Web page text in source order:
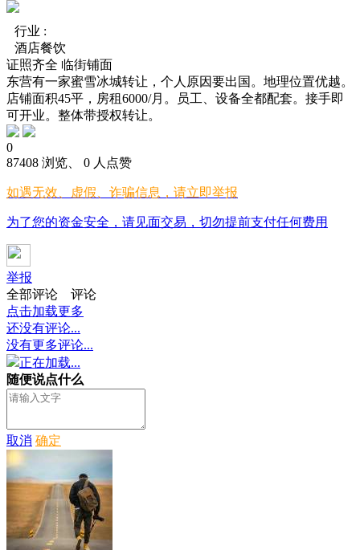
行业 :
酒店餐饮
证照齐全 临街铺面
东营有一家蜜雪冰城转让，个人原因要出国。地理位置优越。
店铺面积45平，房租6000/月。员工、设备全都配套。接手即
可开业。整体带授权转让。
0
87408 浏览、 0 人点赞
如遇无效、虚假、诈骗信息，请立即举报
为了您的资金安全，请见面交易，切勿提前支付任何费用
举报
全部评论
评论
点击加载更多
还没有评论...
没有更多评论...
正在加载...
随便说点什么
取消 确定